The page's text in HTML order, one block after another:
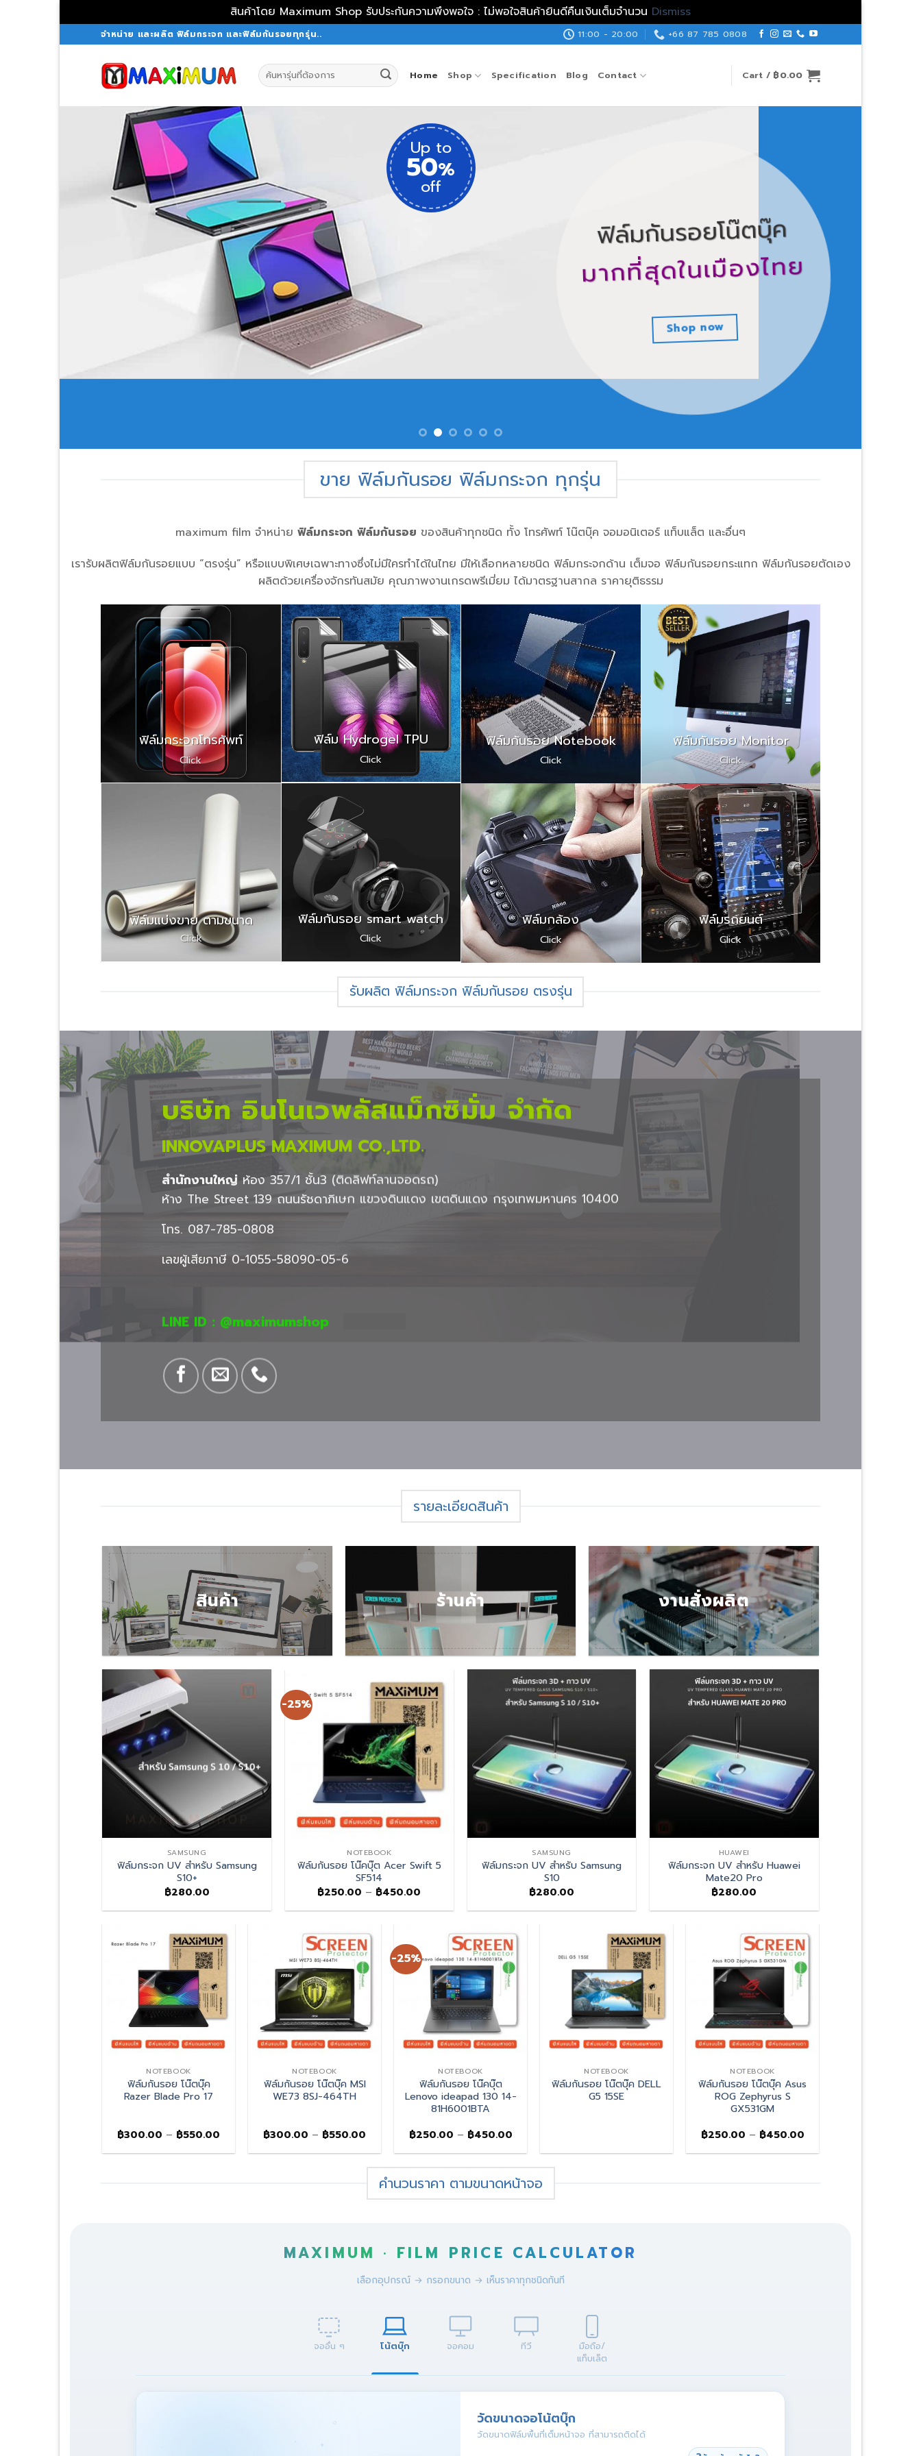
สินค้าโดย Maximum Shop รับประกันความพึงพอใจ : ไม่พอใจสินค้ายินดีคืนเงินเต็มจำนวน Dismiss
to
content
จำหน่าย และผลิต ฟิล์มกระจก และฟิล์มกันรอยทุกรุ่น.. 11:00 - 20:00 +66 87 785 0808
Search
for:
Home Shop Specification Blog Contact Cart / ฿0.00
ฟิล์มกันรอยโน๊ตบุ๊ค
มากที่สุดในเมืองไทย
Shop now
ฟิล์มกันรอย ทุ
รุ่นไหนเราก็มี เป็นผู้ผลิต
ขาย ฟิล์มกันรอย ฟิล์มกระจก ทุกรุ่น
maximum film จำหน่าย ฟิล์มกระจก ฟิล์มกันรอย ของสินค้าทุกชนิด ทั้ง โทรศัพท์ โน๊ตบุ๊ค จอมอนิเตอร์ แท็บแล็ต และอื่นๆ
เรารับผลิตฟิล์มกันรอยแบบ “ตรงรุ่น” หรือแบบพิเศษเฉพาะทางซึ่งไม่มีใครทำได้ในไทย มีให้เลือกหลายชนิด ฟิล์มกระจกด้าน เต็มจอ ฟิล์มกันรอยกระแทก ฟิล์มกันรอยตัดเอง
ผลิตด้วยเครื่องจักรทันสมัย คุณภาพงานเกรดพรีเมี่ยม ได้มาตรฐานสากล ราคายุติธรรม
ฟิล์มกระจกโทรศัพท์
Click
ฟิล์ม Hydrogel TPU
Click
ฟิล์มกันรอย Notebook
Click
ฟิล์มกันรอย Monitor
Click
ฟิล์มแบ่งขาย ตามขนาด
Click
ฟิล์มกันรอย smart watch
Click
ฟิล์มกล้อง
Click
ฟิล์มรถยนต์
Click
รับผลิต ฟิล์มกระจก ฟิล์มกันรอย ตรงรุ่น
บริษัท อินโนเวพลัสแม็กซิมั่ม จำกัด
INNOVAPLUS MAXIMUM CO.,LTD.
สำนักงานใหญ่ ห้อง 357/1 ชั้น3 (ติดลิฟท์ลานจอดรถ)
ห้าง The Street 139 ถนนรัชดาภิเษก แขวงดินแดง เขตดินแดง กรุงเทพมหานคร 10400
โทร. 087-785-0808
เลขผู้เสียภาษี 0-1055-58090-05-6
LINE ID : @maximumshop
รายละเอียดสินค้า
สินค้า ร้านค้า งานสั่งผลิต
SAMSUNG
ฟิล์มกระจก UV สำหรับ Samsung
S10+
฿280.00
-25%
NOTEBOOK
ฟิล์มกันรอย โน๊คบุ๊ต Acer Swift 5
SF514
฿250.00 – ฿450.00
฿250.00
฿450.00
SAMSUNG
ฟิล์มกระจก UV สำหรับ Samsung
S10
฿280.00
HUAWEI
ฟิล์มกระจก UV สำหรับ Huawei
Mate20 Pro
฿280.00
NOTEBOOK
ฟิล์มกันรอย โน๊ตบุ๊ค
Razer Blade Pro 17
฿300.00 – ฿550.00
฿300.00
NOTEBOOK
ฟิล์มกันรอย โน๊ตบุ๊ค MSI
WE73 8SJ-464TH
฿300.00 – ฿550.00
฿300.00
฿550.00
-25%
NOTEBOOK
ฟิล์มกันรอย โน๊คบุ๊ต
Lenovo ideapad 130 14-
81H6001BTA
฿250.00 – ฿450.00Price
฿250.00
฿450.00
NOTEBOOK
ฟิล์มกันรอย โน๊ตบุ๊ค DELL
G5 15SE
NOTEBOOK
ฟิล์มกันรอย โน๊ตบุ๊ค Asus
ROG Zephyrus S
GX531GM
฿250.00 – ฿450.00Price
฿250.00
฿250.00
คำนวนราคา ตามขนาดหน้าจอ
MAXIMUM · FILM PRICE CALCULATOR
เลือกอุปกรณ์ → กรอกขนาด → เห็นราคาทุกชนิดทันที
จออื่น ๆ โน้ตบุ๊ก จอคอม ทีวี
มือถือ/
แท็บเล็ต
✦
วัดขนาดจอโน้ตบุ๊ก
วัดขนาดฟิล์มพื้นที่เต็มหน้าจอ ที่สามารถติดได้